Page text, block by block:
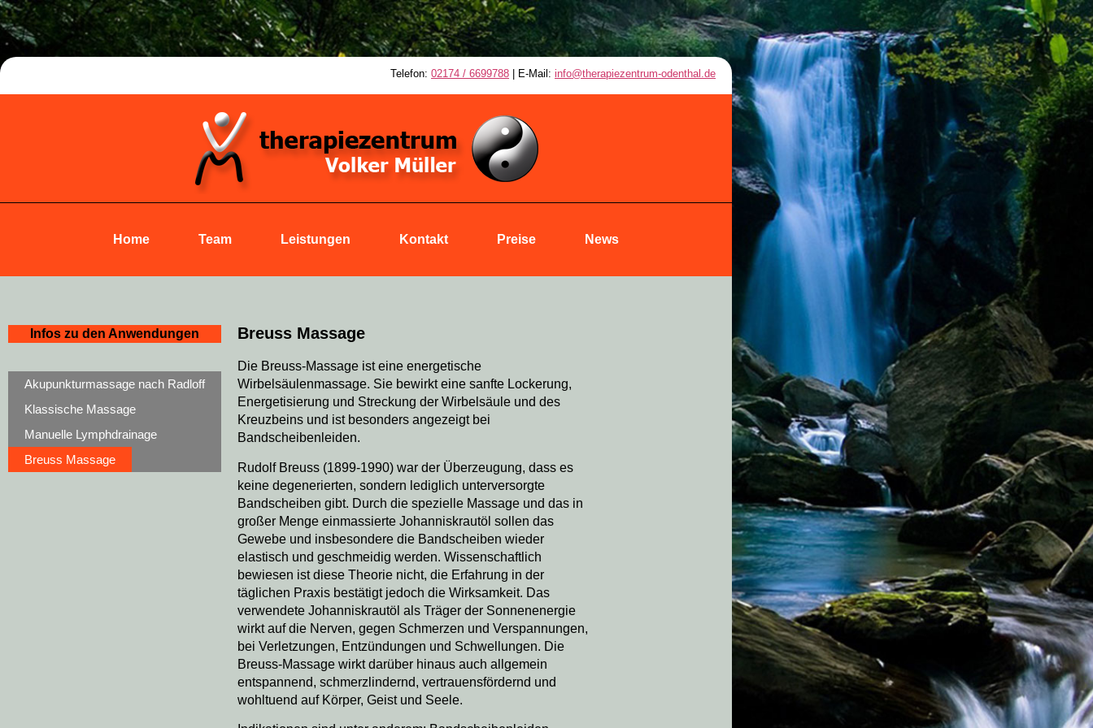
Telefon: 02174 / 6699788 | E-Mail: info@therapiezentrum-odenthal.de
Home Team Leistungen Kontakt Preise News
Infos zu den Anwendungen
Akupunkturmassage nach Radloff
Klassische Massage
Manuelle Lymphdrainage
Breuss Massage
Breuss Massage
Die Breuss-Massage ist eine energetische
Wirbelsäulenmassage. Sie bewirkt eine sanfte Lockerung,
Energetisierung und Streckung der Wirbelsäule und des
Kreuzbeins und ist besonders angezeigt bei
Bandscheibenleiden.
Rudolf Breuss (1899-1990) war der Überzeugung, dass es
keine degenerierten, sondern lediglich unterversorgte
Bandscheiben gibt. Durch die spezielle Massage und das in
großer Menge einmassierte Johanniskrautöl sollen das
Gewebe und insbesondere die Bandscheiben wieder
elastisch und geschmeidig werden. Wissenschaftlich
bewiesen ist diese Theorie nicht, die Erfahrung in der
täglichen Praxis bestätigt jedoch die Wirksamkeit. Das
verwendete Johanniskrautöl als Träger der Sonnenenergie
wirkt auf die Nerven, gegen Schmerzen und Verspannungen,
bei Verletzungen, Entzündungen und Schwellungen. Die
Breuss-Massage wirkt darüber hinaus auch allgemein
entspannend, schmerzlindernd, vertrauensfördernd und
wohltuend auf Körper, Geist und Seele.